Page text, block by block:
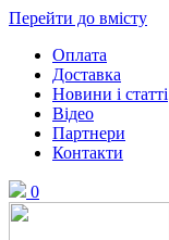
Перейти до вмісту
Оплата
Доставка
Новини і статті
Відео
Партнери
Контакти
0